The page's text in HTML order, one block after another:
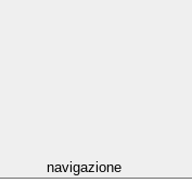
navigazione